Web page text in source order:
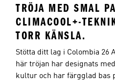
TRÖJA MED SMAL
CLIMACOOL+-
TORR KÄNSLA.
Stötta ditt lag i Colombia 26
här tröjan har designats
kultur och har färgglad bas